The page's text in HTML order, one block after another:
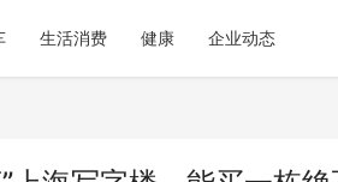
生活消费 健康 企业动态